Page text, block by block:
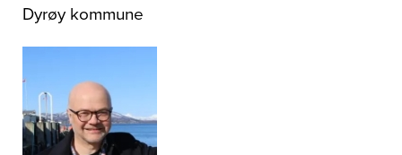
Dyrøy kommune